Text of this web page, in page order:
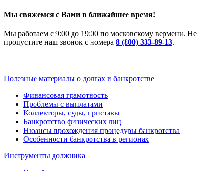
Мы свяжемся с Вами в ближайшее время!
Мы работаем с 9:00 до 19:00 по московскому вермени. Не
пропустите наш звонок с номера 8 (800) 333-89-13.
Полезные материалы о долгах и банкротстве
Финансовая грамотность
Проблемы с выплатами
Коллекторы, суды, приставы
Банкротство физических лиц
Нюансы прохождения процедуры банкротства
Особенности банкротства в регионах
Инструменты должника